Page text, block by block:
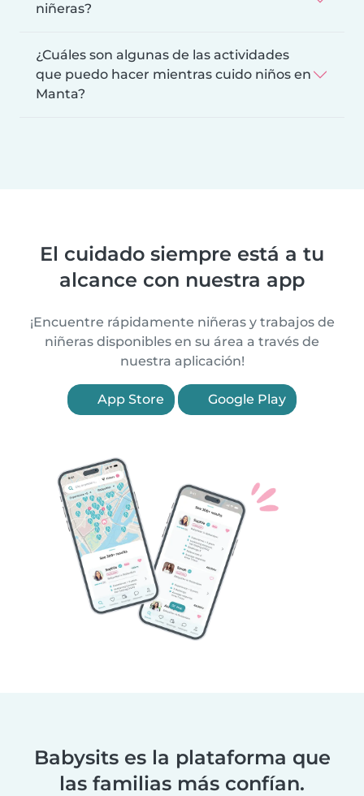
niñeras?
¿Cuáles son algunas de las actividades
que puedo hacer mientras cuido niños en
Manta?
El cuidado siempre está a tu
alcance con nuestra app
¡Encuentre rápidamente niñeras y trabajos de
niñeras disponibles en su área a través de
nuestra aplicación!
App Store Google Play
Babysits es la plataforma que
las familias más confían.